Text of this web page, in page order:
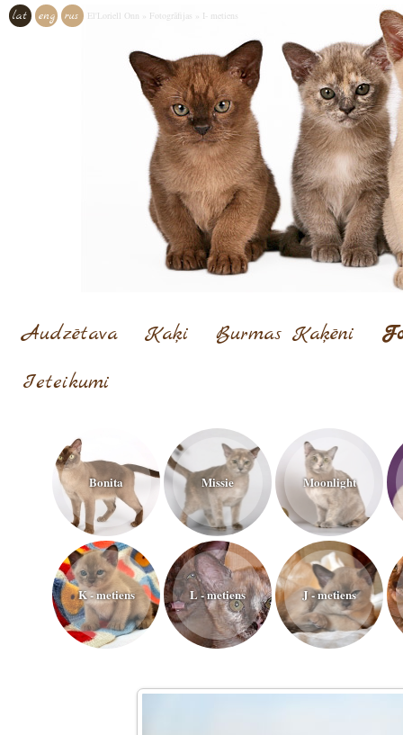
lat eng rus El'Loriell Onn Fotogrāfijas I- metiens
Audzētava Kaķi Burmas Kaķēni
Ieteikumi
Bonita Missie Moonlight
K - metiens L - metiens J - metiens